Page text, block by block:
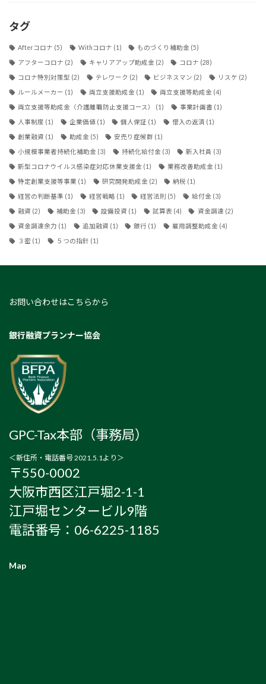
タグ
Afterコロナ (5) Withコロナ (1) ものづくり補助金 (5)
アフターコロナ (2) キャリアアップ助成金 (2) コロナ (28)
コロナ特別対策型 (2) テレワーク (2) ビジネスマン (2) リスケ (2)
ルールメーカー (1) 両立支援助成金 (1) 両立支援等助成金 (4)
両立支援等助成金（介護離職防止支援コース） (1) 事業計画書 (1)
人事制度 (1) 企業価値(1) 個人保証 (1) 借入の返済 (1)
創業融資 (1) 助成金 (5) 安売り症候群 (1)
小規模事業者持続化補助金 (3) 持続化給付金 (3) 新入社員 (3)
新型コロナウイルス感染症対応休業支援金 (1) 業務改善助成金 (1)
特定創業支援等事業 (1) 研究開発助成金 (2) 納税 (1)
経営の判断基準 (1) 経営戦略 (1) 経営法則 (5) 給付金 (3)
融資 (2) 補助金 (3) 設備投資 (1) 試算表 (4) 資金調達 (2)
資金調達余力 (1) 追加融資 (1) 銀行 (1) 雇用調整助成金 (4)
３密 (1) ５つの指針 (1)
お問い合わせはこちらから
銀行融資プランナー協会
GPC-Tax本部（事務局）
＜新住所・電話番号 2021.5.1より＞
〒550-0002
大阪市西区江戸堀2-1-1
江戸堀センタービル9階
電話番号：06-6225-1185
Map